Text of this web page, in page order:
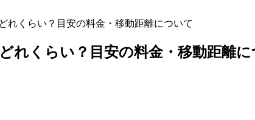
れくらい？目安の料金・移動距離について
れくらい？目安の料金・移動距離